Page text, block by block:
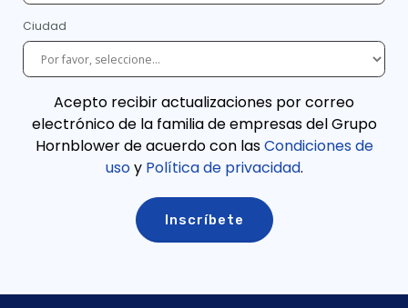
Ciudad
Acepto recibir actualizaciones por correo
electrónico de la familia de empresas del Grupo
Hornblower de acuerdo con lasCondiciones de
usoy Política de privacidad.